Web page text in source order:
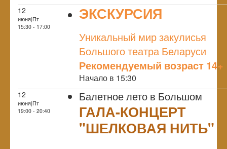
12
июня|Пт
15:30 - 17:00
ЭКСКУРСИЯ
Уникальный мир закулисья
Большого театра Беларуси
Рекомендуемый возраст 14+
Начало в 15:30
12
июня|Пт
19:00 - 20:40
Балетное лето в Большом
ГАЛА-КОНЦЕРТ
"ШЕЛКОВАЯ НИТЬ"